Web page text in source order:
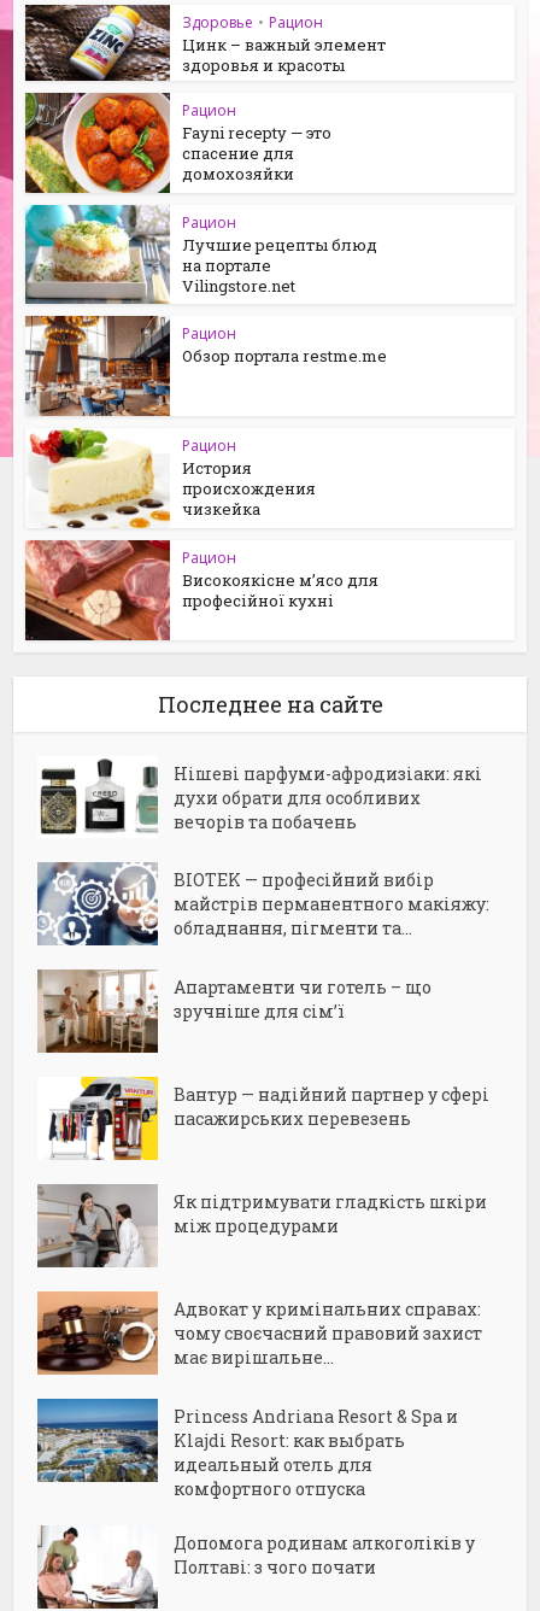
Здоровье • Рацион
Цинк – важный элемент
здоровья и красоты
Рацион
Fayni recepty — это
спасение для
домохозяйки
Рацион
Лучшие рецепты блюд
на портале
Vilingstore.net
Рацион
Обзор портала restme.me
Рацион
История
происхождения
чизкейка
Рацион
Високоякісне м’ясо для
професійної кухні
Последнее на сайте
Нішеві парфуми-афродизіаки: які
духи обрати для особливих
вечорів та побачень
BIOTEK — професійний вибір
майстрів перманентного макіяжу:
обладнання, пігменти та...
Апартаменти чи готель – що
зручніше для сім’ї
Вантур — надійний партнер у сфері
пасажирських перевезень
Як підтримувати гладкість шкіри
між процедурами
Адвокат у кримінальних справах:
чому своєчасний правовий захист
має вирішальне...
Princess Andriana Resort & Spa и
Klajdi Resort: как выбрать
идеальный отель для
комфортного отпуска
Допомога родинам алкоголіків у
Полтаві: з чого почати